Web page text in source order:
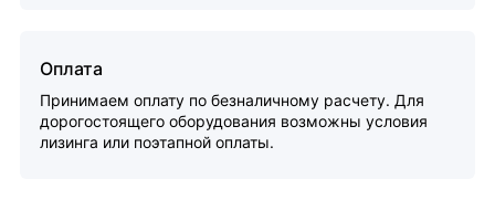
Оплата
Принимаем оплату по безналичному расчету. Для
дорогостоящего оборудования возможны условия
лизинга или поэтапной оплаты.